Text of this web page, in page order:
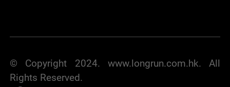
© Copyright 2024. www.longrun.com.hk. All
Rights Reserved.